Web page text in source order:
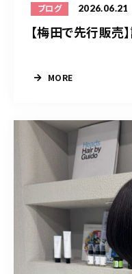
ブログ 2026.06.21
【梅田で先行販売
MORE